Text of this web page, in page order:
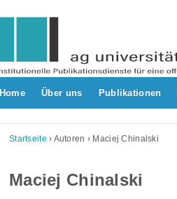
Home Über uns Publikationen
Startseite › Autoren › Maciej Chinalski
Maciej Chinalski